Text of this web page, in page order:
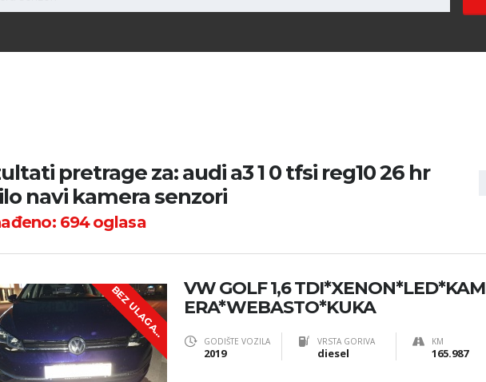
pretrage za: audi a3 1 0 tfsi reg10 26 hr
navi kamera senzori
694oglasa
B
E
Z
U
L
A
G
A
N
J
A
!
VW GOLF 1,6 TDI*XENON*LED*KAM
ERA*WEBASTO*KUKA
GODIŠTE VOZILA
2019
VRSTA GORIVA
diesel
KM
165.987